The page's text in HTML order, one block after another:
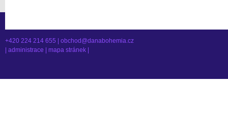
+420 224 214 655 | obchod@danabohemia.cz
administrace mapa stránek|